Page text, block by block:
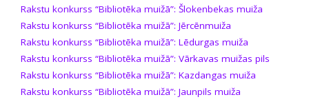
Rakstu konkurss “Bibliotēka muižā”: Šlokenbekas muiža
Rakstu konkurss “Bibliotēka muižā”: Jērcēnmuiža
Rakstu konkurss “Bibliotēka muižā”: Lēdurgas muiža
Rakstu konkurss “Bibliotēka muižā”: Vārkavas muižas pils
Rakstu konkurss “Bibliotēka muižā”: Kazdangas muiža
Rakstu konkurss “Bibliotēka muižā”: Jaunpils muiža